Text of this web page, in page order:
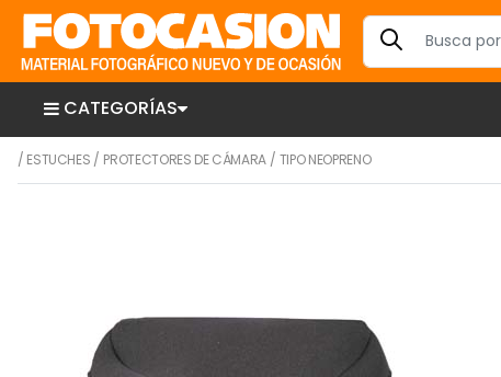
CATEGORÍAS
/ ESTUCHES / PROTECTORES DE CÁMARA/ TIPO NEOPRENO